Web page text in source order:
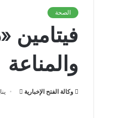
الصحة
فيتامين
والمناعة
وكالة الفتح الإخبارية
أرسل يناير